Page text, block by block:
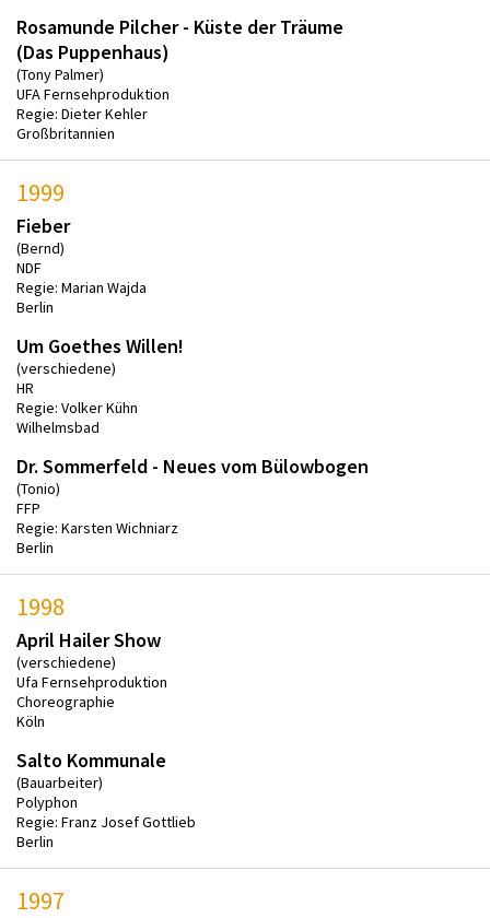
Rosamunde Pilcher - Küste der Träume
(Das Puppenhaus)
(Tony Palmer)
UFA Fernsehproduktion
Regie: Dieter Kehler
Großbritannien
1999
Fieber
(Bernd)
NDF
Regie: Marian Wajda
Berlin
Um Goethes Willen!
(verschiedene)
HR
Regie: Volker Kühn
Wilhelmsbad
Dr. Sommerfeld - Neues vom Bülowbogen
(Tonio)
FFP
Regie: Karsten Wichniarz
Berlin
1998
April Hailer Show
(verschiedene)
Ufa Fernsehproduktion
Choreographie
Köln
Salto Kommunale
(Bauarbeiter)
Polyphon
Regie: Franz Josef Gottlieb
Berlin
1997